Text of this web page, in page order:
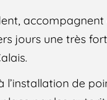
jours une très
de